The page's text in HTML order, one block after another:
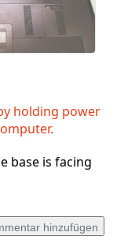
holding power
base is facing
hinzufügen